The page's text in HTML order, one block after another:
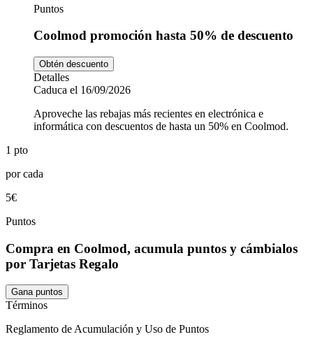
Puntos
Coolmod promoción hasta 50% de descuento
Obtén descuento
Detalles
Caduca el 16/09/2026
Aproveche las rebajas más recientes en electrónica e
informática con descuentos de hasta un 50% en Coolmod.
1 pto
por cada
5€
Puntos
Compra en Coolmod, acumula puntos y cámbialos
por Tarjetas Regalo
Gana puntos
Términos
Reglamento de Acumulación y Uso de Puntos